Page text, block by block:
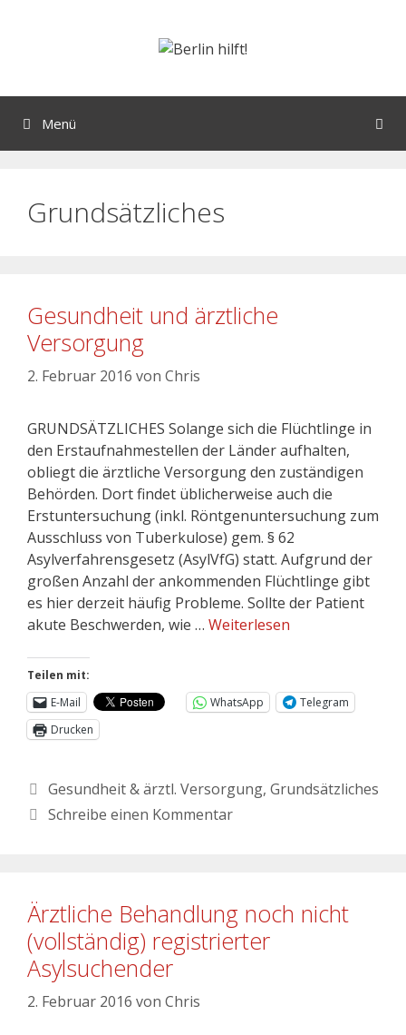
Menü
Grundsätzliches
Gesundheit und ärztliche
Versorgung
2. Februar 2016 von Chris
GRUNDSÄTZLICHES Solange sich die Flüchtlinge in
den Erstaufnahmestellen der Länder aufhalten,
obliegt die ärztliche Versorgung den zuständigen
Behörden. Dort findet üblicherweise auch die
Erstuntersuchung (inkl. Röntgenuntersuchung zum
Ausschluss von Tuberkulose) gem. § 62
Asylverfahrensgesetz (AsylVfG) statt. Aufgrund der
großen Anzahl der ankommenden Flüchtlinge gibt
es hier derzeit häufig Probleme. Sollte der Patient
akute Beschwerden, wie … Weiterlesen
Teilen mit:
E-Mail
WhatsApp
Telegram
Drucken
Gesundheit & ärztl. Versorgung, Grundsätzliches
Schreibe einen Kommentar
Ärztliche Behandlung noch nicht
(vollständig) registrierter
Asylsuchender
2. Februar 2016 von Chris